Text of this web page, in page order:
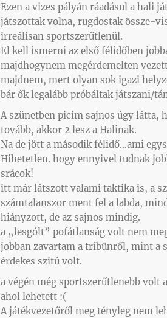
Ezen a vizes pályán ráadásul a hali
játszottak volna, rugdostak össze-
irreálisan sportszerűtlenül.
El kell ismerni az első félidőben
majdhogynem megérdemelten
majdnem, mert olyan sok igazi
bár ők legalább próbáltak játszani/
A szünetben picim sajnos úgy látta,
tovább, akkor 2 lesz a Halinak.
Na de jött a második félidő…ami
Hihetetlen. hogy ennyivel tudnak
srácok!
itt már látszott valami taktika is, a
számtalanszor ment fel a labda,
hiányzott, de az sajnos mindig.
a „lesgólt” pofátlanság volt nem
jobban zavartam a tribünről, mint a
érdekes szitú volt.
a végén még sportszerűtlenebb volt
ahol lehetett :(
A játékvezetőről meg tényleg nem